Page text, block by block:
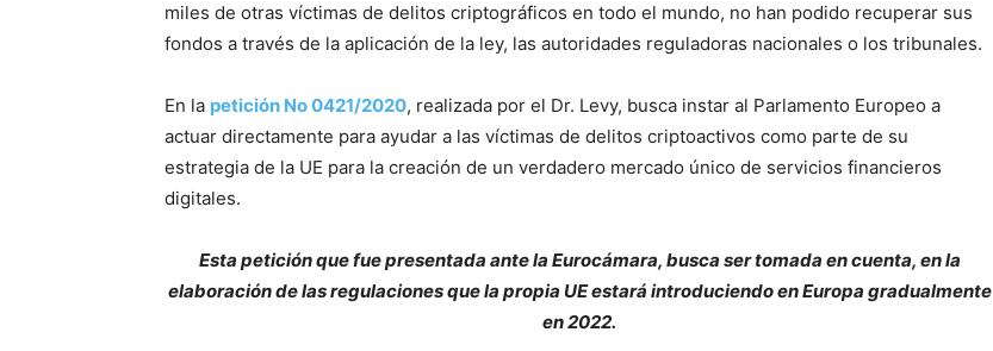
miles de otras víctimas de delitos criptográficos en todo el mundo, no han podido recuperar sus
fondos a través de la aplicación de la ley, las autoridades reguladoras nacionales o los tribunales.
En la petición No 0421/2020, realizada por el Dr. Levy, busca instar al Parlamento Europeo a
actuar directamente para ayudar a las víctimas de delitos criptoactivos como parte de su
estrategia de la UE para la creación de un verdadero mercado único de servicios financieros
digitales.
Esta petición que fue presentada ante la Eurocámara, busca ser tomada en cuenta, en la
elaboración de las regulaciones que la propia UE estará introduciendo en Europa gradualmente
en 2022.